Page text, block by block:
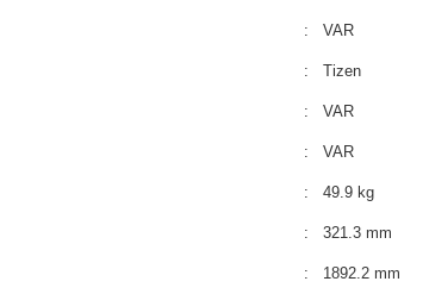
: VAR
: Tizen
: VAR
: VAR
: 49.9 kg
: 321.3 mm
: 1892.2 mm